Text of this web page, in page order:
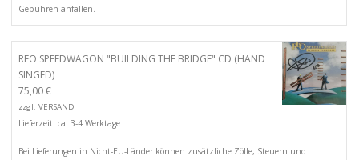
Gebühren anfallen.
REO SPEEDWAGON "BUILDING THE BRIDGE" CD (HAND
SINGED)
75,00€
zzgl. VERSAND
Lieferzeit: ca. 3-4 Werktage
Bei Lieferungen in Nicht-EU-Länder können zusätzliche Zölle, Steuern und